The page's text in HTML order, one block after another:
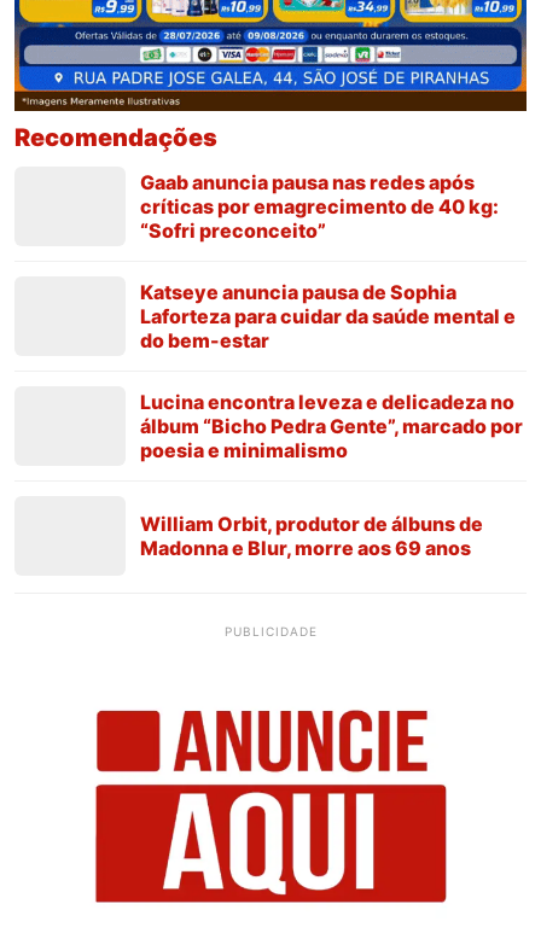
Recomendações
Gaab anuncia pausa nas redes após
críticas por emagrecimento de 40 kg:
“Sofri preconceito”
Katseye anuncia pausa de Sophia
Laforteza para cuidar da saúde mental e
do bem-estar
Lucina encontra leveza e delicadeza no
álbum “Bicho Pedra Gente”, marcado por
poesia e minimalismo
William Orbit, produtor de álbuns de
Madonna e Blur, morre aos 69 anos
PUBLICIDADE